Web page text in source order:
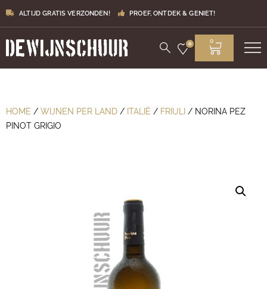
ALTIJD GRATIS VERZONDEN! PROEF, ONTDEK & GENIET!
0 0
HOME / WIJNEN PER LAND / ITALIË / FRIULI / NORINA PEZ
PINOT GRIGIO